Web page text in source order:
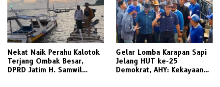
Nekat Naik Perahu Kalotok
Terjang Ombak Besar,
DPRD Jatim H. Samwil
Gelar Lomba Karapan Sapi
Jelang HUT ke-25
Demokrat, AHY: Kekayaan